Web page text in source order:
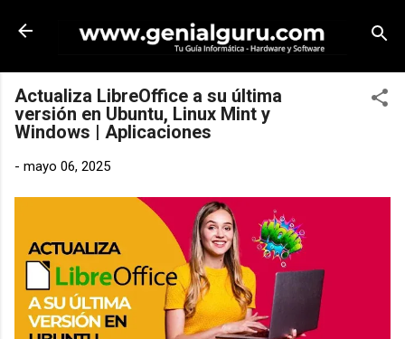
Ir al contenido principal
Actualiza LibreOffice a su última
versión en Ubuntu, Linux Mint y
Windows | Aplicaciones
- mayo 06, 2025